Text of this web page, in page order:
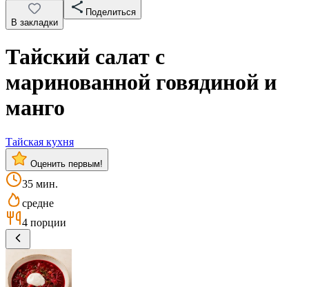
В закладки
Поделиться
Тайский салат с
маринованной говядиной и
манго
Тайская кухня
Оценить первым!
35 мин.
средне
4 порции